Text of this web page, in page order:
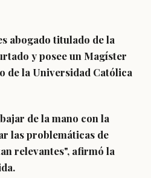
abogado titulado de la
y posee un Magíster
de la Universidad Católica
de la mano con la
las problemáticas de
relevantes", afirmó la